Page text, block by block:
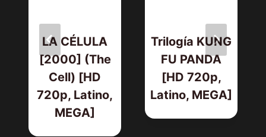
LA CÉLULA
[2000] (The
Cell) [HD
720p, Latino,
MEGA]
Trilogía KUNG
FU PANDA
[HD 720p,
Latino, MEGA]